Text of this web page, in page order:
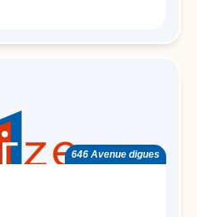
646 Avenue digues